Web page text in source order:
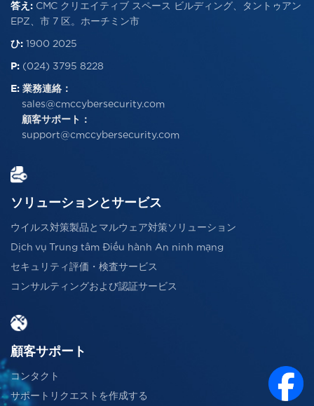
答え: CMC クリエイティブ スペース ビルディング、タントゥアン
EPZ、市 7 区。ホーチミン市
ひ: 1900 2025
P: (024) 3795 8228
E: 業務連絡：
sales@cmccybersecurity.com
顧客サポート：
support@cmccybersecurity.com
ソリューションとサービス
ウイルス対策製品とマルウェア対策ソリューション
Dịch vụ Trung tâm Điều hành An ninh mạng
セキュリティ評価・検査サービス
コンサルティングおよび認証サービス
顧客サポート
コンタクト
サポートリクエストを作成する